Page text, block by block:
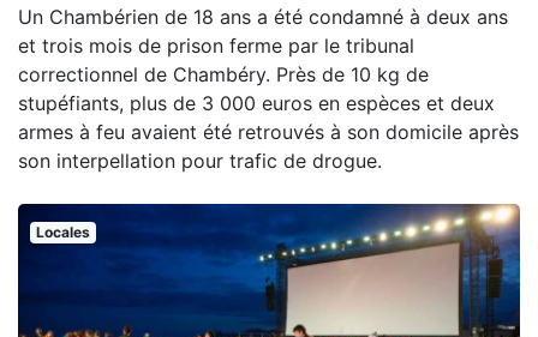
Un Chambérien de 18 ans a été condamné à deux ans
et trois mois de prison ferme par le tribunal
correctionnel de Chambéry. Près de 10 kg de
stupéfiants, plus de 3 000 euros en espèces et deux
armes à feu avaient été retrouvés à son domicile après
son interpellation pour trafic de drogue.
Locales